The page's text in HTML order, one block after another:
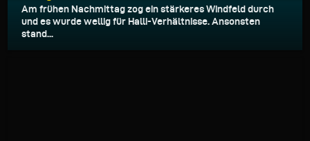
Am frühen Nachmittag zog ein stärkeres Windfeld durch
und es wurde wellig für Halli-Verhältnisse. Ansonsten
stand...